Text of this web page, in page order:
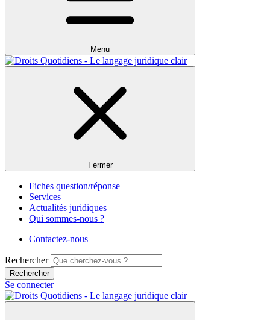
Menu
Fermer
Fiches question/réponse
Services
Actualités juridiques
Qui sommes-nous ?
Contactez-nous
Rechercher
Se connecter